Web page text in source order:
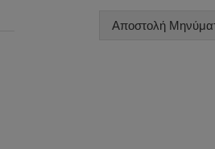
Αποστολή